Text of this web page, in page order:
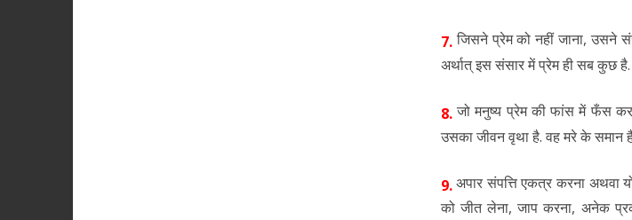
7.जिसने प्रेम को नहीं जाना, उसने
अर्थात् इस संसार में प्रेम ही सब कुछ है.
8.जो मनुष्य प्रेम की फांस में फँस कर
उसका जीवन वृथा है. वह मरे के समान
9. अपार संपत्ति एकत्र करना अथवा
को जीत लेना, जाप करना, अनेक